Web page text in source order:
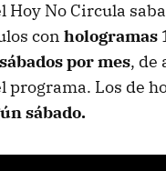
Hoy No Circula
con hologramas
por mes, de
programa. Los de
sábado.